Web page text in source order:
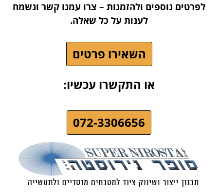
לפרטים נוספים ולהזמנות – צרו עמנו קשר ונשמח
לענות על כל שאלה.
השאירו פרטים
או התקשרו עכשיו:
072-3306656